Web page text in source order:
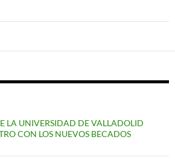
LA UNIVERSIDAD DE VALLADOLID
CON LOS NUEVOS BECADOS